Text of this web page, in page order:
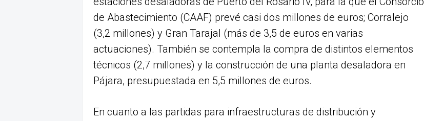
de Abastecimiento (CAAF) prevé casi dos millones de euros; Corralejo
(3,2 millones) y Gran Tarajal (más de 3,5 de euros en varias
actuaciones). También se contempla la compra de distintos elementos
técnicos (2,7 millones) y la construcción de una planta desaladora en
Pájara, presupuestada en 5,5 millones de euros.
En cuanto a las partidas para infraestructuras de distribución y